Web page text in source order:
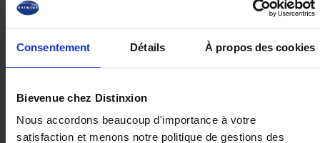
Consentement Détails À propos des cookies
Bievenue chez Distinxion
Nous accordons beaucoup d'importance à votre
satisfaction et menons notre politique de gestions des
28 990€
ou à partir de475.91 €/mois